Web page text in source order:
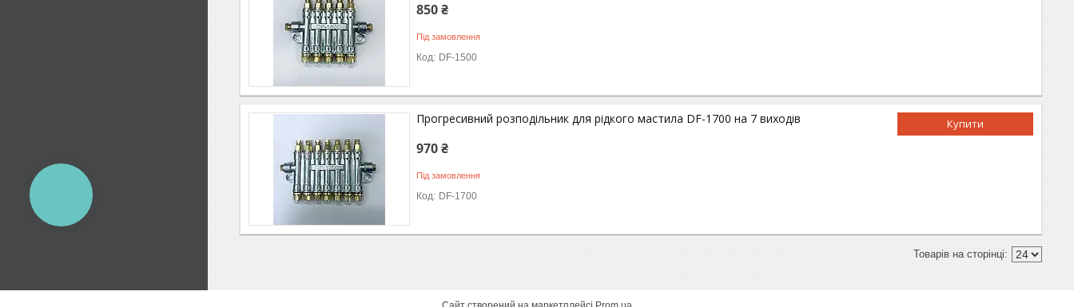
850 ₴
Під замовлення
DF-1500
Купити
Прогресивний розподільник для рідкого мастила DF-1700 на 7 виходів
970 ₴
Під замовлення
DF-1700